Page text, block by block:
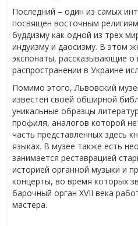
Последний – один из самых
посвящен восточным
буддизму как одной из трех
индуизму и даосизму. В этом
экспонаты, рассказывающие о
распространении в Украине
Помимо этого, Львовский
известен своей обширной
уникальные образцы
профиля, аналогов которой
часть представленных здесь
языках. В музее также есть
занимается реставрацией
историей органной музыки и
концерты, во время которых
барочный орган XVII века
мастера.